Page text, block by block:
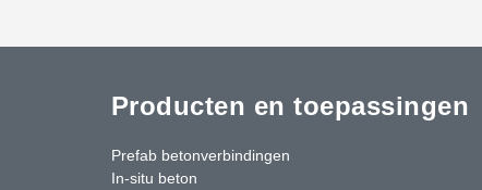
Producten en toepassingen
Prefab betonverbindingen
In-situ beton